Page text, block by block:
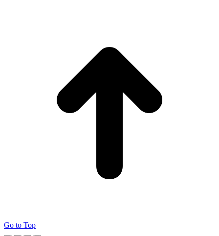
Go to Top